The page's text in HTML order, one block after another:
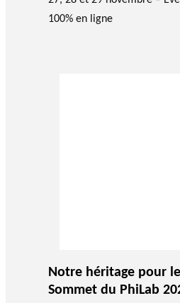
100% en ligne
Notre héritage pour
Sommet du PhiLab